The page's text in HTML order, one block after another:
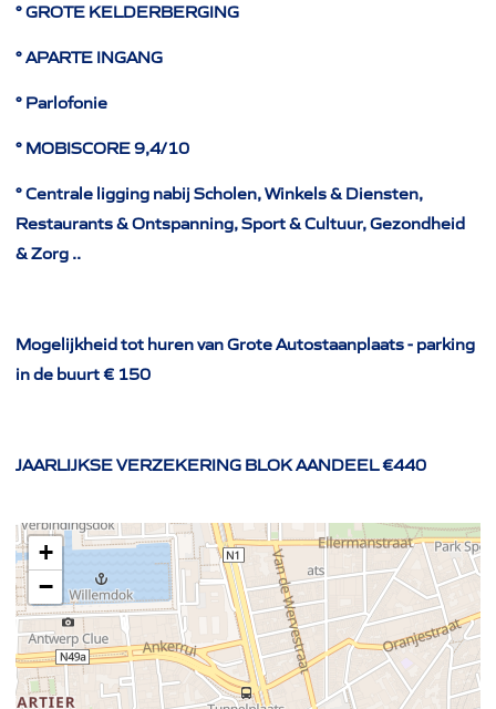
° GROTE KELDERBERGING
° APARTE INGANG
° Parlofonie
° MOBISCORE 9,4/10
° Centrale ligging nabij Scholen, Winkels & Diensten,
Restaurants & Ontspanning, Sport & Cultuur, Gezondheid
& Zorg ..
Mogelijkheid tot huren van Grote Autostaanplaats - parking
in de buurt € 150
JAARLIJKSE VERZEKERING BLOK AANDEEL €440
+
−